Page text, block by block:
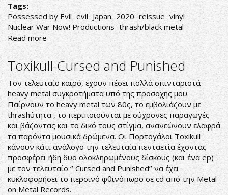
Tags:
Possessed by Evil evil Japan 2020 reissue vinyl
Nuclear War Now! Productions thrash/black metal
Read more about
Evil-
Possessed
by
Evil
Toxikull-Cursed and Punished
Τον τελευταίο καιρό, έχουν πέσει πολλά σπινταριστά
heavy metal συγκροτήματα υπό της προσοχής μου.
Παίρνουν το heavy metal των 80ς, το εμβολιάζουν με
thrashύτητα , το περιποιούνται με σύχρονες παραγωγές
και βάζοντας και το δικό τους στίγμα, ανανεώνουν ελαφρά
τα παρόντα μουσικά δρώμενα. Οι Πορτογάλοι Toxikull
κάνουν κάτι ανάλογο την τελευταία πενταετία έχοντας
προσφέρει ήδη δυο ολοκληρωμένους δίσκους (και ένα ep)
με τον τελευταίο ‘’ Cursed and Punished’’ να έχει
κυκλοφορήσει το περσινό φθινόπωρο σε cd από την Metal
on Metal Records.